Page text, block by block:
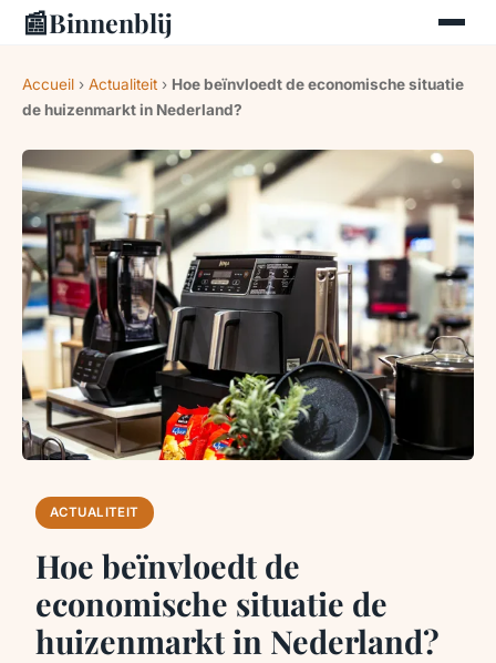
📰Binnenblij
Accueil › Actualiteit › Hoe beïnvloedt de economische situatie
de huizenmarkt in Nederland?
ACTUALITEIT
Hoe beïnvloedt de
economische situatie de
huizenmarkt in Nederland?